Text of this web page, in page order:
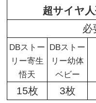
超サイヤ
必
DBストー
リー寄生
悟天
DBストー
リー幼体
ベビー
15枚 3枚